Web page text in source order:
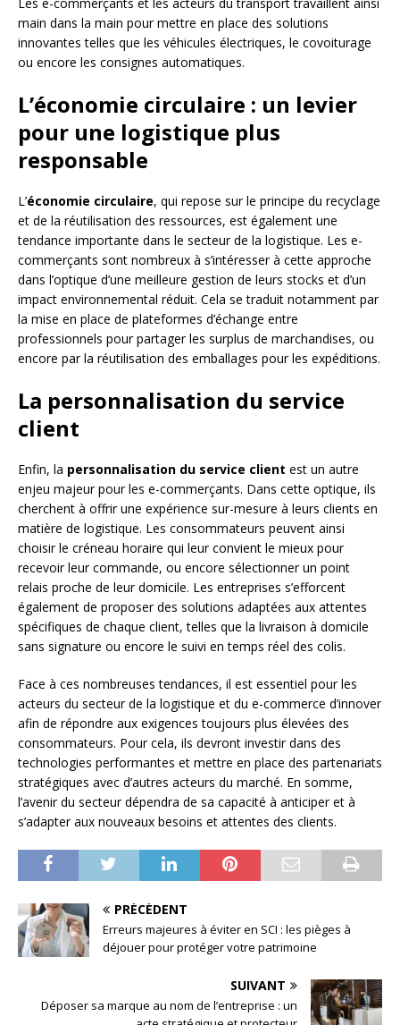
main dans la main pour mettre en place des solutions
innovantes telles que les véhicules électriques, le covoiturage
ou encore les consignes automatiques.
L’économie circulaire : un levier
pour une logistique plus
responsable
L’économie circulaire, qui repose sur le principe du recyclage
et de la réutilisation des ressources, est également une
tendance importante dans le secteur de la logistique. Les e-
commerçants sont nombreux à s’intéresser à cette approche
dans l’optique d’une meilleure gestion de leurs stocks et d’un
impact environnemental réduit. Cela se traduit notamment par
la mise en place de plateformes d’échange entre
professionnels pour partager les surplus de marchandises, ou
encore par la réutilisation des emballages pour les expéditions.
La personnalisation du service
client
Enfin, la personnalisation du service client est un autre
enjeu majeur pour les e-commerçants. Dans cette optique, ils
cherchent à offrir une expérience sur-mesure à leurs clients en
matière de logistique. Les consommateurs peuvent ainsi
choisir le créneau horaire qui leur convient le mieux pour
recevoir leur commande, ou encore sélectionner un point
relais proche de leur domicile. Les entreprises s’efforcent
également de proposer des solutions adaptées aux attentes
spécifiques de chaque client, telles que la livraison à domicile
sans signature ou encore le suivi en temps réel des colis.
Face à ces nombreuses tendances, il est essentiel pour les
acteurs du secteur de la logistique et du e-commerce d’innover
afin de répondre aux exigences toujours plus élevées des
consommateurs. Pour cela, ils devront investir dans des
technologies performantes et mettre en place des partenariats
stratégiques avec d’autres acteurs du marché. En somme,
l’avenir du secteur dépendra de sa capacité à anticiper et à
s’adapter aux nouveaux besoins et attentes des clients.
PRÉCÉDENT
Erreurs majeures à éviter en SCI : les pièges à
déjouer pour protéger votre patrimoine
SUIVANT
Déposer sa marque au nom de l’entreprise : un